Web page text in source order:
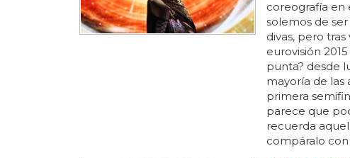
coreografía en
solemos de
divas, pero
eurovisión
punta? desde
mayoría de las
primera
parece que
recuerda
compáralo con